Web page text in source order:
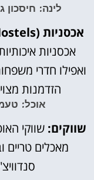
לינה:
אכסניות (Hostels):
אכסניות
ואפילו חדרי
הזדמנות
אוכל:
שווקים: שווקי
מאכלים טריים